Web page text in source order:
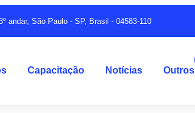
andar, São Paulo - SP, Brasil - 04583-110
Capacitação Notícias Outros